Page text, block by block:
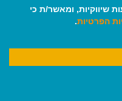
שיווקיות, ומאשר/ת כי
הפרטיות.